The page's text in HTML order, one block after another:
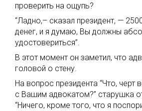
проверить на ощупь?
“Ладно,– сказал президент, —
денег, и я думаю, Вы должны
удостовериться”.
В этот момент он заметил, что
головой о стену.
На вопрос президента “Что, черт
с Вашим адвокатом?” старушка
“Ничего, кроме того, что я